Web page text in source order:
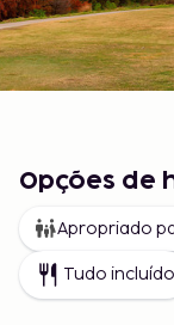
Opções de
Apropriado
Tudo incluído